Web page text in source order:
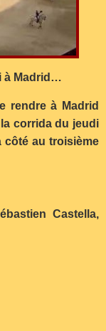
à Madrid…
rendre à Madrid
corrida du jeudi
côté au troisième
Castella,